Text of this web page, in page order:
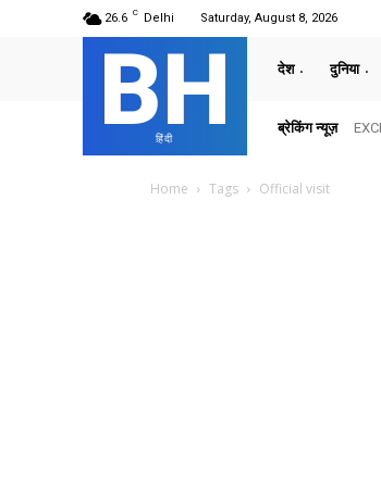
26.6 C Delhi Saturday, August 8, 2026
BH
हिंदी
देश दुनिया
ब्रेकिंग न्यूज़
Home Tags Official visit